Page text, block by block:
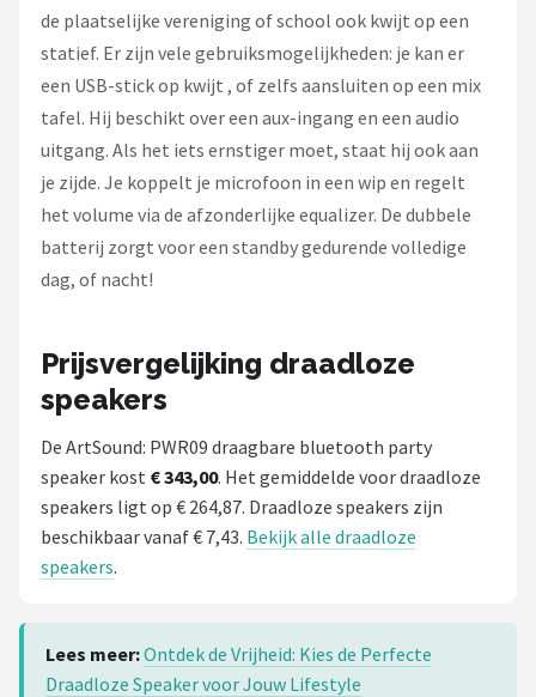
de plaatselijke vereniging of school ook kwijt op een
statief. Er zijn vele gebruiksmogelijkheden: je kan er
een USB-stick op kwijt , of zelfs aansluiten op een mix
tafel. Hij beschikt over een aux-ingang en een audio
uitgang. Als het iets ernstiger moet, staat hij ook aan
je zijde. Je koppelt je microfoon in een wip en regelt
het volume via de afzonderlijke equalizer. De dubbele
batterij zorgt voor een standby gedurende volledige
dag, of nacht!
Prijsvergelijking draadloze
speakers
De ArtSound: PWR09 draagbare bluetooth party
speaker kost € 343,00. Het gemiddelde voor draadloze
speakers ligt op € 264,87. Draadloze speakers zijn
beschikbaar vanaf € 7,43. Bekijk alle draadloze
speakers.
Lees meer:Ontdek de Vrijheid: Kies de Perfecte
Draadloze Speaker voor Jouw Lifestyle